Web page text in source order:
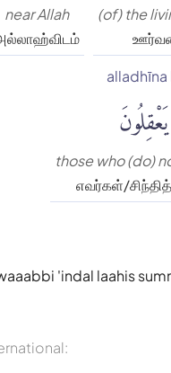
(of) the
near Allah
alladhīna
those who (do)
எவர்கள்/
'indal laahis